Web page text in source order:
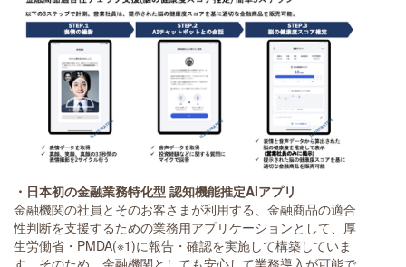
・日本初の金融業務特化型 認知機能推定AIアプリ
金融機関の社員とそのお客さまが利用する、金融商品の適合
性判断を支援するための業務用アプリケーションとして、厚
生労働省・PMDA(※1)に報告・確認を実施して構築していま
す。そのため、金融機関としても安心して業務導入が可能で